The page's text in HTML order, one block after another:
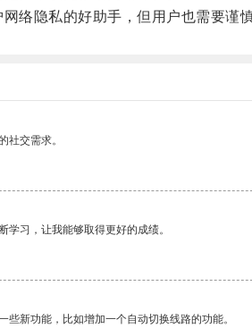
隐私的好助手，但用户也需要谨慎
社交需求。
习，让我能够取得更好的成绩。
新功能，比如增加一个自动切换线路的功能。